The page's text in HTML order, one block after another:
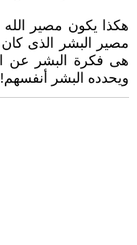
هكذا يكون مصير
مصير البشر الذى كان
هى فكرة البشر عن
ويحدده البشر